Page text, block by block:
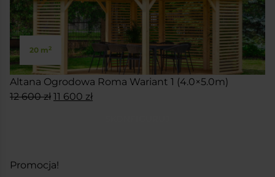
20 m2
Altana Ogrodowa Roma Wariant 1 (4.0×5.0m)
12 600zł Pierwotna
11 600 złAktualna
Promocja!